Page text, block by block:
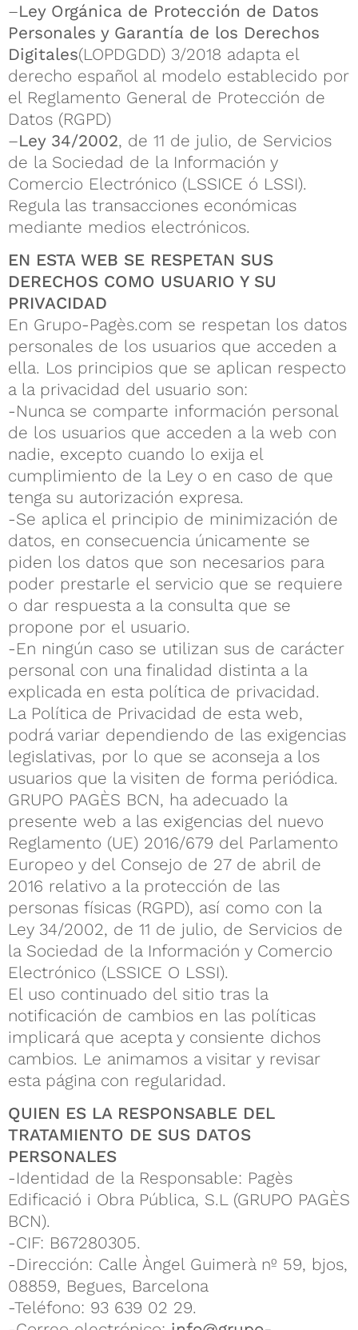
–Ley Orgánica de Protección de Datos
Personales y Garantía de los Derechos
Digitales(LOPDGDD) 3/2018 adapta el
derecho español al modelo establecido por
el Reglamento General de Protección de
Datos (RGPD)
–Ley 34/2002, de 11 de julio, de Servicios
de la Sociedad de la Información y
Comercio Electrónico (LSSICE ó LSSI).
Regula las transacciones económicas
mediante medios electrónicos.
EN ESTA WEB SE RESPETAN SUS
DERECHOS COMO USUARIO Y SU
PRIVACIDAD
En Grupo-Pagès.com se respetan los datos
personales de los usuarios que acceden a
ella. Los principios que se aplican respecto
a la privacidad del usuario son:
-Nunca se comparte información personal
de los usuarios que acceden a la web con
nadie, excepto cuando lo exija el
cumplimiento de la Ley o en caso de que
tenga su autorización expresa.
-Se aplica el principio de minimización de
datos, en consecuencia únicamente se
piden los datos que son necesarios para
poder prestarle el servicio que se requiere
o dar respuesta a la consulta que se
propone por el usuario.
-En ningún caso se utilizan sus de carácter
personal con una finalidad distinta a la
explicada en esta política de privacidad.
La Política de Privacidad de esta web,
podrá variar dependiendo de las exigencias
legislativas, por lo que se aconseja a los
usuarios que la visiten de forma periódica.
GRUPO PAGÈS BCN, ha adecuado la
presente web a las exigencias del nuevo
Reglamento (UE) 2016/679 del Parlamento
Europeo y del Consejo de 27 de abril de
2016 relativo a la protección de las
personas físicas (RGPD), así como con la
Ley 34/2002, de 11 de julio, de Servicios de
la Sociedad de la Información y Comercio
Electrónico (LSSICE O LSSI).
El uso continuado del sitio tras la
notificación de cambios en las políticas
implicará que acepta y consiente dichos
cambios. Le animamos a visitar y revisar
esta página con regularidad.
QUIEN ES LA RESPONSABLE DEL
TRATAMIENTO DE SUS DATOS
PERSONALES
-Identidad de la Responsable: Pagès
Edificació i Obra Pública, S.L (GRUPO PAGÈS
BCN).
-CIF: B67280305.
-Dirección: Calle Àngel Guimerà nº 59, bjos,
08859, Begues, Barcelona
-Teléfono: 93 639 02 29.